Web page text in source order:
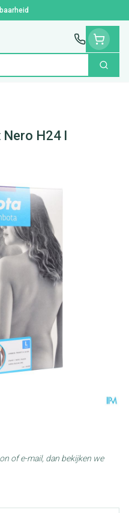
Zoek
H24 l
of e-mail, dan bekijken we